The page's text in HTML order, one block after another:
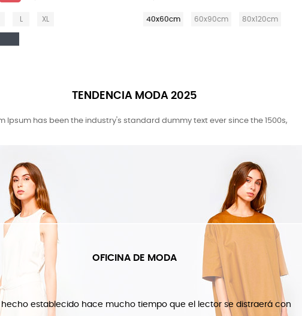
L XL 40x60cm 60x90cm 80x120cm
TENDENCIA MODA 2025
Ipsum has been the industry's standard dummy text ever since the 1500s,
OFICINA DE MODA
hecho establecido hace mucho tiempo que el lector se distraerá con